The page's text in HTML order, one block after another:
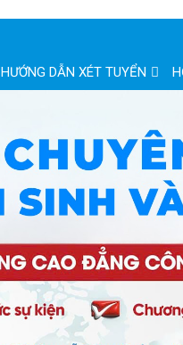
HƯỚNG DẪN XÉT TUYỂN